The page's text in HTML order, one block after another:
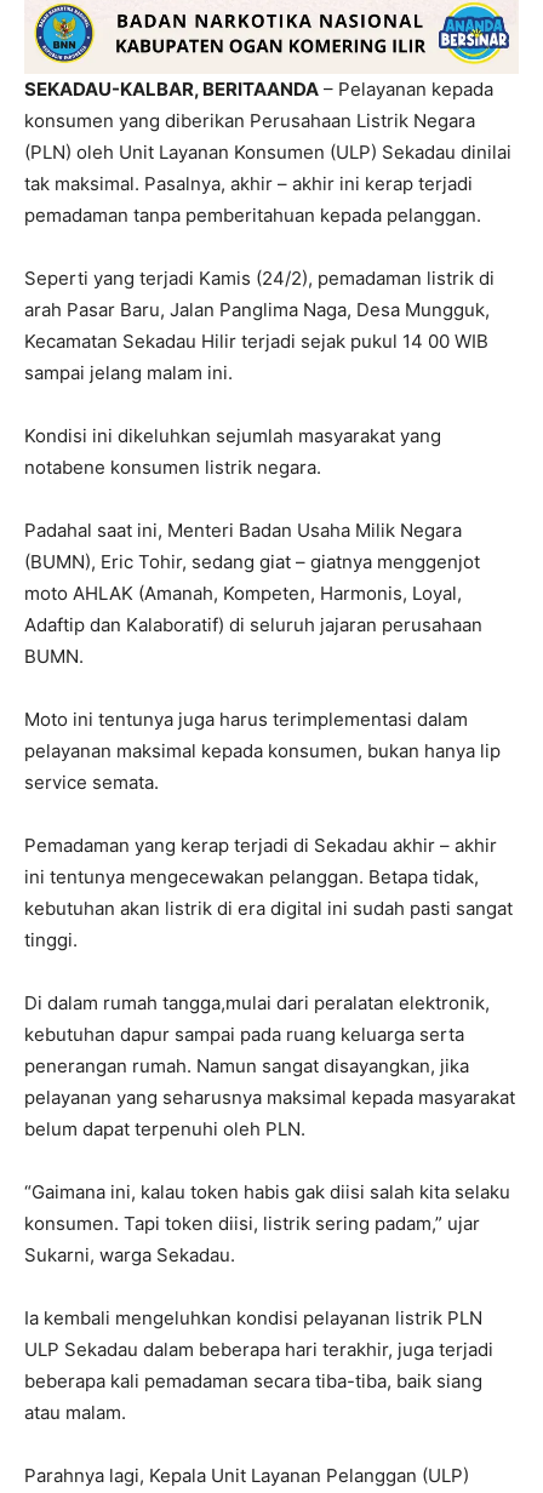
SEKADAU-KALBAR, BERITAANDA – Pelayanan kepada
konsumen yang diberikan Perusahaan Listrik Negara
(PLN) oleh Unit Layanan Konsumen (ULP) Sekadau dinilai
tak maksimal. Pasalnya, akhir – akhir ini kerap terjadi
pemadaman tanpa pemberitahuan kepada pelanggan.
Seperti yang terjadi Kamis (24/2), pemadaman listrik di
arah Pasar Baru, Jalan Panglima Naga, Desa Mungguk,
Kecamatan Sekadau Hilir terjadi sejak pukul 14 00 WIB
sampai jelang malam ini.
Kondisi ini dikeluhkan sejumlah masyarakat yang
notabene konsumen listrik negara.
Padahal saat ini, Menteri Badan Usaha Milik Negara
(BUMN), Eric Tohir, sedang giat – giatnya menggenjot
moto AHLAK (Amanah, Kompeten, Harmonis, Loyal,
Adaftip dan Kalaboratif) di seluruh jajaran perusahaan
BUMN.
Moto ini tentunya juga harus terimplementasi dalam
pelayanan maksimal kepada konsumen, bukan hanya lip
service semata.
Pemadaman yang kerap terjadi di Sekadau akhir – akhir
ini tentunya mengecewakan pelanggan. Betapa tidak,
kebutuhan akan listrik di era digital ini sudah pasti sangat
tinggi.
Di dalam rumah tangga,mulai dari peralatan elektronik,
kebutuhan dapur sampai pada ruang keluarga serta
penerangan rumah. Namun sangat disayangkan, jika
pelayanan yang seharusnya maksimal kepada masyarakat
belum dapat terpenuhi oleh PLN.
“Gaimana ini, kalau token habis gak diisi salah kita selaku
konsumen. Tapi token diisi, listrik sering padam,” ujar
Sukarni, warga Sekadau.
Ia kembali mengeluhkan kondisi pelayanan listrik PLN
ULP Sekadau dalam beberapa hari terakhir, juga terjadi
beberapa kali pemadaman secara tiba-tiba, baik siang
atau malam.
Parahnya lagi, Kepala Unit Layanan Pelanggan (ULP)